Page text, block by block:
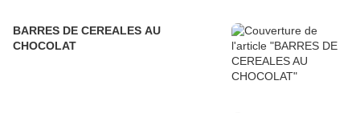
BARRES DE CEREALES AU
CHOCOLAT